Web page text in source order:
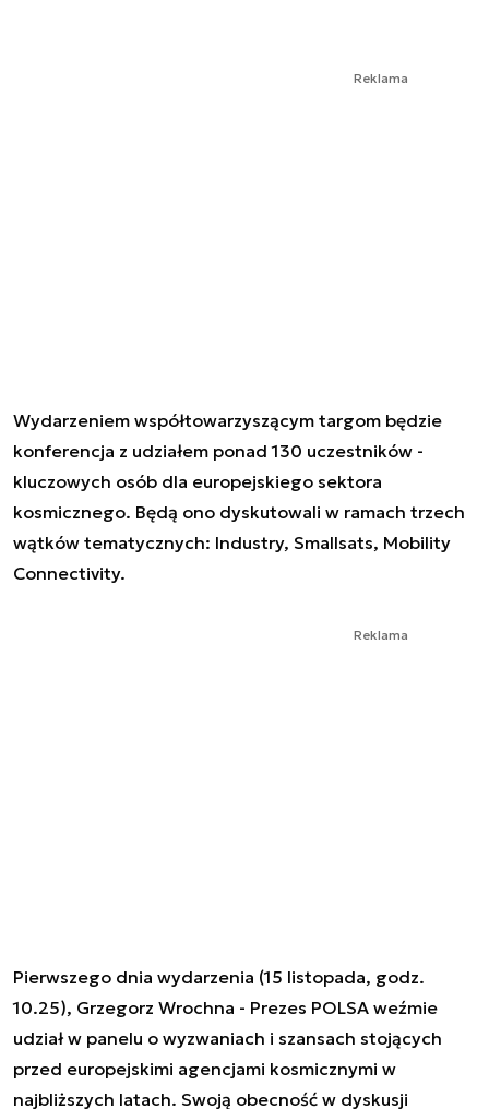
Reklama
Wydarzeniem współtowarzyszącym targom będzie
konferencja z udziałem ponad 130 uczestników -
kluczowych osób dla europejskiego sektora
kosmicznego. Będą ono dyskutowali w ramach trzech
wątków tematycznych: Industry, Smallsats, Mobility
Connectivity.
Reklama
Pierwszego dnia wydarzenia (15 listopada, godz.
10.25), Grzegorz Wrochna - Prezes POLSA weźmie
udział w panelu o wyzwaniach i szansach stojących
przed europejskimi agencjami kosmicznymi w
najbliższych latach. Swoją obecność w dyskusji